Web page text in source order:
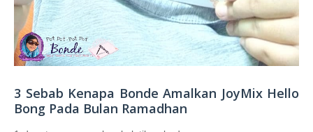
3 Sebab Kenapa Bonde Amalkan JoyMix Hello
Bong Pada Bulan Ramadhan